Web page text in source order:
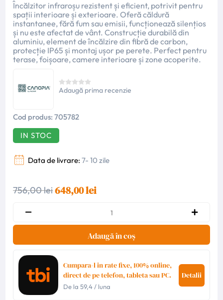
Încălzitor infraroșu rezistent și eficient, potrivit pentru
spații interioare și exterioare. Oferă căldură
instantanee, fără fum sau emisii, funcționează silențios
și nu este afectat de vânt. Construcție durabilă din
aluminiu, element de încălzire din fibră de carbon,
protecție IP65 și montaj ușor pe perete. Perfect pentru
terase, foișoare, camere interioare și zone acoperite.
Adaugă prima recenzie
Cod produs: 705782
IN STOC
Data de livrare: 7- 10 zile
756,00 lei648,00 lei
Adaugă în coș
Cumpara-l in rate fixe, 100% online,
direct de pe telefon, tableta sau PC.
De la59,4 / luna
Detalii